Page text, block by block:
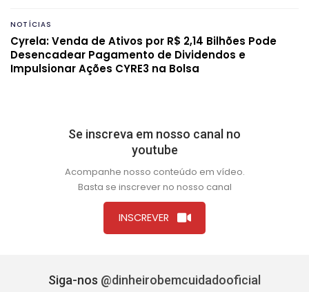
NOTÍCIAS
Cyrela: Venda de Ativos por R$ 2,14 Bilhões Pode
Desencadear Pagamento de Dividendos e
Impulsionar Ações CYRE3 na Bolsa
Se inscreva em nosso canal no
youtube
Acompanhe nosso conteúdo em vídeo.
Basta se inscrever no nosso canal
INSCREVER
Siga-nos @dinheirobemcuidadooficial